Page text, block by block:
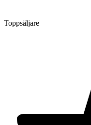
Toppsäljare